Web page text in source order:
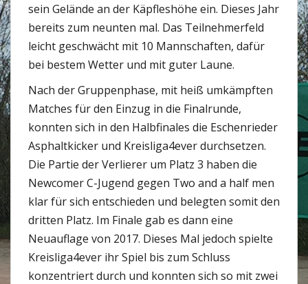
sein Gelände an der Käpfleshöhe ein. Dieses Jahr
bereits zum neunten mal. Das Teilnehmerfeld
leicht geschwächt mit 10 Mannschaften, dafür
bei bestem Wetter und mit guter Laune.
Nach der Gruppenphase, mit heiß umkämpften
Matches für den Einzug in die Finalrunde,
konnten sich in den Halbfinales die Eschenrieder
Asphaltkicker und Kreisliga4ever durchsetzen.
Die Partie der Verlierer um Platz 3 haben die
Newcomer C-Jugend gegen Two and a half men
klar für sich entschieden und belegten somit den
dritten Platz. Im Finale gab es dann eine
Neuauflage von 2017. Dieses Mal jedoch spielte
Kreisliga4ever ihr Spiel bis zum Schluss
konzentriert durch und konnten sich so mit zwei